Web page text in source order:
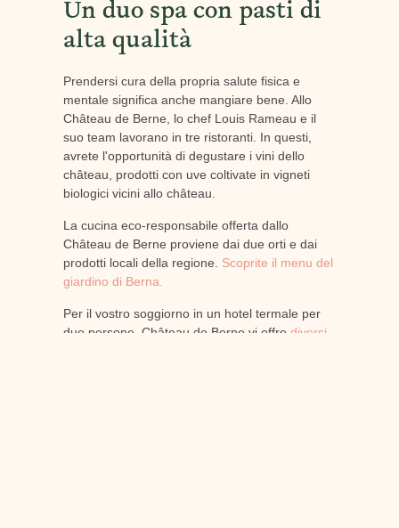
Un duo spa con pasti di
alta qualità
Prendersi cura della propria salute fisica e
mentale significa anche mangiare bene. Allo
Château de Berne, lo chef Louis Rameau e il
suo team lavorano in tre ristoranti. In questi,
avrete l'opportunità di degustare i vini dello
château, prodotti con uve coltivate in vigneti
biologici vicini allo château.
La cucina eco-responsabile offerta dallo
Château de Berne proviene dai due orti e dai
prodotti locali della regione. Scoprite il menu del
giardino di Berna.
Per il vostro soggiorno in un hotel termale per
due persone, Château de Berne vi offre diversi